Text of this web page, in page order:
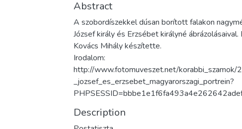
Abstract
A szobordíszekkel dúsan borított falakon
József király és Erzsébet királyné
Kovács Mihály készítette.
Irodalom:
http://www.fotomuveszet.net/korabbi_szamok/
_jozsef_es_erzsebet_magyarorszagi_portrein?
Description